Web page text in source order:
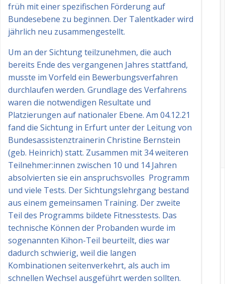
früh mit einer spezifischen Förderung auf
Bundesebene zu beginnen. Der Talentkader wird
jährlich neu zusammengestellt.
Um an der Sichtung teilzunehmen, die auch
bereits Ende des vergangenen Jahres stattfand,
musste im Vorfeld ein Bewerbungsverfahren
durchlaufen werden. Grundlage des Verfahrens
waren die notwendigen Resultate und
Platzierungen auf nationaler Ebene. Am 04.12.21
fand die Sichtung in Erfurt unter der Leitung von
Bundesassistenztrainerin Christine Bernstein
(geb. Heinrich) statt. Zusammen mit 34 weiteren
Teilnehmer:innen zwischen 10 und 14 Jahren
absolvierten sie ein anspruchsvolles Programm
und viele Tests. Der Sichtungslehrgang bestand
aus einem gemeinsamen Training. Der zweite
Teil des Programms bildete Fitnesstests. Das
technische Können der Probanden wurde im
sogenannten Kihon-Teil beurteilt, dies war
dadurch schwierig, weil die langen
Kombinationen seitenverkehrt, als auch im
schnellen Wechsel ausgeführt werden sollten.